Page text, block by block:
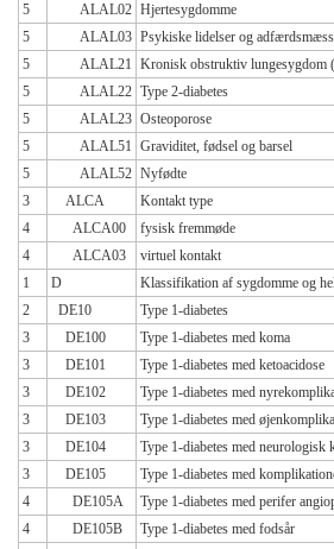
5
ALAL02 Hjertesygdomme
5
ALAL03 Psykiske lidelser og
5
ALAL21 Kronisk obstruktiv lungesygdom
5
ALAL22 Type 2-diabetes
5
ALAL23 Osteoporose
5
ALAL51 Graviditet, fødsel og barsel
5
ALAL52 Nyfødte
3
ALCA
Kontakt type
4
ALCA00
fysisk fremmøde
4
ALCA03
virtuel kontakt
1
D
Klassifikation af sygdomme og
2
DE10
Type 1-diabetes
3
DE100
Type 1-diabetes med koma
3
DE101
Type 1-diabetes med ketoacidose
3
DE102
Type 1-diabetes med
3
DE103
Type 1-diabetes med
3
DE104
Type 1-diabetes med neurologisk
3
DE105
Type 1-diabetes med
4
DE105A
Type 1-diabetes med perifer
4
DE105B
Type 1-diabetes med fodsår